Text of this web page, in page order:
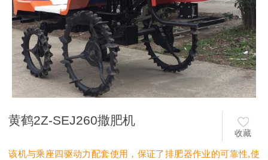
黄鹤2Z-SEJ260撒肥机
收藏
该机与乘座四驱动力配套使用，保证了排肥器作业的可靠性,使